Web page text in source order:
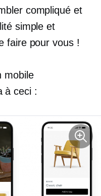
compliqué et
simple et
faire pour vous !
mobile
à ceci :